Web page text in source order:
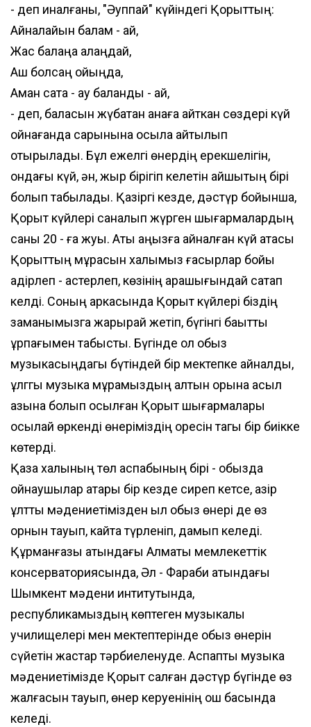
- деп қиналғаны, "Әуппай" күйіндегі Қорқыттың:
Айналайын балам - ай,
Жас балаңа алаңдай,
Аш болсаң ойыңда,
Аман сақта - ау баланды - ай,
- деп, баласын жүбатқан анаға айткан сөздері күй
ойнағанда сарынына қосыла айтылып
отырылады. Бұл ежелгі өнердің ерекшелігін,
ондағы күй, ән, жыр бірігіп келетін айшықтың бірі
болып табылады. Қазіргі кезде, дәстүр бойынша,
Қорқыт күйлері саналып жүрген шығармалардың
саны 20 - ға жуық. Аты аңызға айналған күй атасы
Қорқыттың мұрасын халқымыз ғасырлар бойы
қадірлеп - қастерлеп, көзінің қарашығындай сақтап
келді. Соның аркасында Қорқыт күйлері біздің
заманымызга жарқырай жетіп, бүгінгі бақытты
ұрпағымен табысты. Бүгінде ол қобыз
музыкасыңдагы бүтіндей бір мектепке айналды,
ұлггық музыка мұрамыздың алтын қорына асыл
қазына болып қосылған Қорқыт шығармалары
осылай өркенді өнеріміздің оресін тагы бір биікке
көтерді.
Қазақ халқының төл аспабының бірі - қобызда
ойнаушылар қатары бір кезде сиреп кетсе, қазір
ұлттық мәдениетімізден қыл қобыз өнері де өз
орнын тауып, кайта түрленіп, дамып келеді.
Құрманғазы атындағы Алматы мемлекеттік
консерваториясында, Әл - Фараби атындағы
Шымкент мәдени интитутында,
республикамыздың көптеген музыкалық
училищелері мен мектептерінде қобыз өнерін
сүйетін жастар тәрбиеленуде. Аспаптық музыка
мәдениетімізде Қорқыт салған дәстүр бүгінде өз
жалғасын тауып, өнер керуенінің қош басында
келеді.